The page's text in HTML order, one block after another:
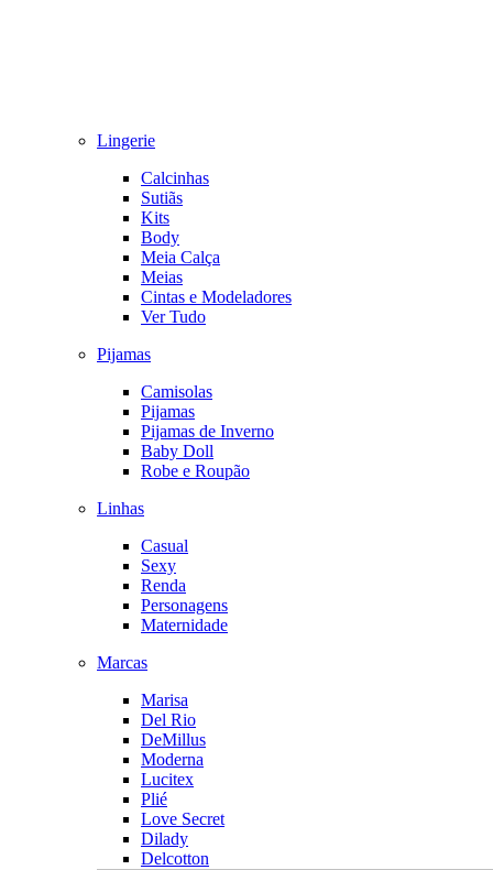
Lingerie
Calcinhas
Sutiãs
Kits
Body
Meia Calça
Meias
Cintas e Modeladores
Ver Tudo
Pijamas
Camisolas
Pijamas
Pijamas de Inverno
Baby Doll
Robe e Roupão
Linhas
Casual
Sexy
Renda
Personagens
Maternidade
Marcas
Marisa
Del Rio
DeMillus
Moderna
Lucitex
Plié
Love Secret
Dilady
Delcotton